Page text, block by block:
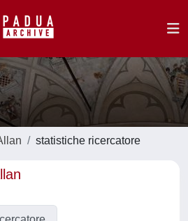
statistiche ricercatore